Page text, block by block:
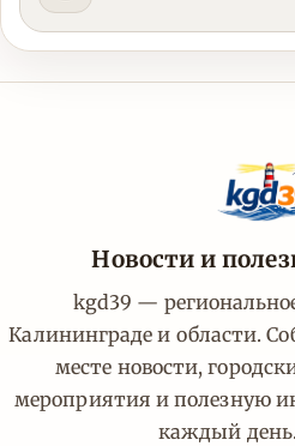
Новости и
kgd39 —
Калининграде и области.
месте новости,
мероприятия и полезную
каждый день.